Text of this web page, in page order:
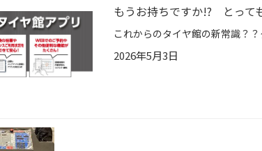
もうお持ちですか!? とって
2026年5月3日